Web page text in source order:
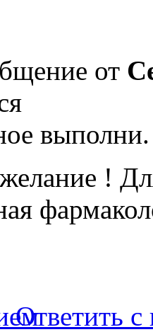
от
выполни.
!
Ответить с